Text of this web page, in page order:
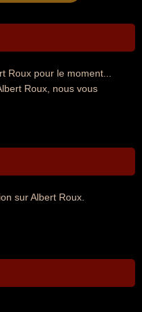
Roux pour le moment...
Roux, nous vous
sur Albert Roux.